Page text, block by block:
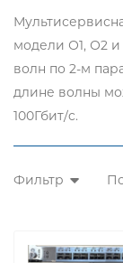
модели О1, О2 и
волн по 2-м
длине волны
100Гбит/c.
Фильтр